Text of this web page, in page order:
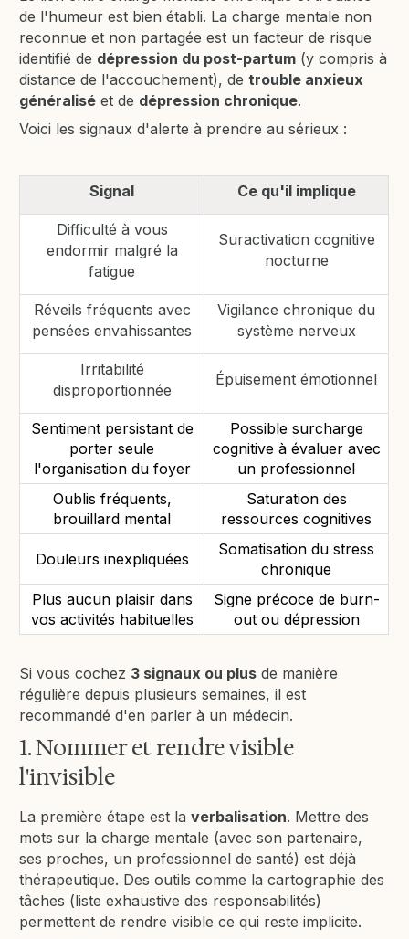
de l'humeur est bien établi. La charge mentale non
reconnue et non partagée est un facteur de risque
identifié de dépression du post-partum (y compris à
distance de l'accouchement), detrouble anxieux
généralisé et de dépression chronique.
Voici les signaux d'alerte à prendre au sérieux :
Signal Ce qu'il implique
Difficulté à vous
endormir malgré la
fatigue
Suractivation cognitive
nocturne
Réveils fréquents avec
pensées envahissantes
Vigilance chronique du
système nerveux
Irritabilité
disproportionnée
Épuisement émotionnel
Sentiment persistant de
porter seule
l'organisation du foyer
Possible surcharge
cognitive à évaluer avec
un professionnel
Oublis fréquents,
brouillard mental
Saturation des
ressources cognitives
Douleurs inexpliquées
Somatisation du stress
chronique
Plus aucun plaisir dans
vos activités habituelles
Signe précoce de burn-
out ou dépression
Si vous cochez 3 signaux ou plus de manière
régulière depuis plusieurs semaines, il est
recommandé d'en parler à un médecin.
1. Nommer et rendre visible
l'invisible
La première étape est laverbalisation. Mettre des
mots sur la charge mentale (avec son partenaire,
ses proches, un professionnel de santé) est déjà
thérapeutique. Des outils comme la cartographie des
tâches (liste exhaustive des responsabilités)
permettent de rendre visible ce qui reste implicite.